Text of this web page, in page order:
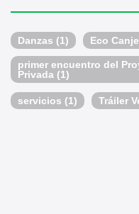
Danzas (1) Eco Canje
primer encuentro del
Privada (1)
servicios (1) Tráiler